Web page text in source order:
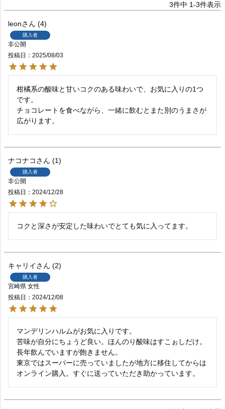
3件中 1-3件表示
leon 4
購入者
非公開
投稿日
2025/08/03
柑橘系の酸味と甘いコクのある味わいで、お気に入りの1つ
です。
チョコレートを食べながら、一緒に飲むとまた別のうまさが
広がります。
ナコナコ 1
購入者
非公開
投稿日
2024/12/28
コクと深さが安定した味わいでとても気に入ってます。
キャリイ 2
購入者
宮崎県 女性
投稿日
2024/12/08
マンデリンハルムがお気に入りです。
苦味が自分にちょうど良い。ほんのり酸味はすこぉしだけ。
長年飲んでいますが飽きません。
東京ではスーパーに売っていましたが地方に移住してからは
オンライン購入。すぐに送っていただき助かっています。